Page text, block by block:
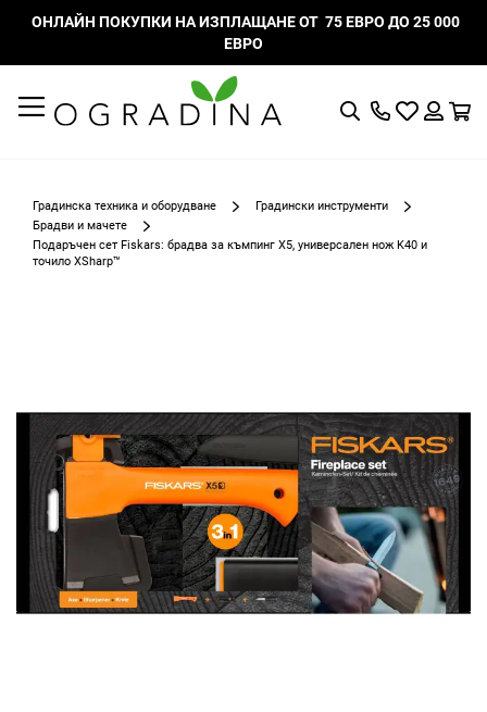
ОНЛАЙН ПОКУПКИ НА ИЗПЛАЩАНЕ ОТ 75 ЕВРО ДО 25 000
ЕВРО
ТърсенеМоят
Градинска техника и оборудване
Градински инструменти
Брадви и мачете
Подаръчен сет Fiskars: брадва за къмпинг X5, универсален нож K40 и
точило XSharp™
изображенията